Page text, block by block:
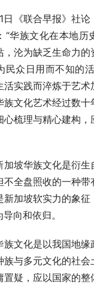
日《联合早报》社
“华族文化在本地历
，沦为缺乏生命力
民众日用而不知的
活实践而淬炼于艺
族文化艺术经过数
心梳理与精心建构
加坡华族文化是衍
全盘照收的一种带
新加坡软实力的象
向和依归。
族文化是以我国地
族与多元文化的社
置疑，应以国家的整